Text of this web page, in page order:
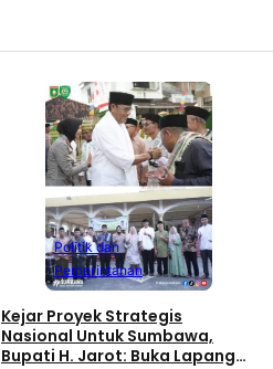
Politik dan
Pemerintahan
Kejar Proyek Strategis
Nasional Untuk Sumbawa,
Bupati H. Jarot: Buka Lapangan